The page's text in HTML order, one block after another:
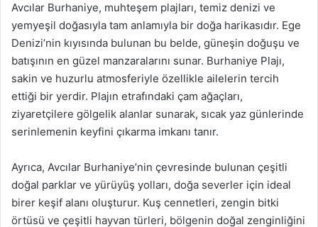
Avcılar Burhaniye, muhteşem plajları, temiz denizi ve
yemyeşil doğasıyla tam anlamıyla bir doğa harikasıdır. Ege
Denizi’nin kıyısında bulunan bu belde, güneşin doğuşu ve
batışının en güzel manzaralarını sunar. Burhaniye Plajı,
sakin ve huzurlu atmosferiyle özellikle ailelerin tercih
ettiği bir yerdir. Plajın etrafındaki çam ağaçları,
ziyaretçilere gölgelik alanlar sunarak, sıcak yaz günlerinde
serinlemenin keyfini çıkarma imkanı tanır.
Ayrıca, Avcılar Burhaniye’nin çevresinde bulunan çeşitli
doğal parklar ve yürüyüş yolları, doğa severler için ideal
birer keşif alanı oluşturur. Kuş cennetleri, zengin bitki
örtüsü ve çeşitli hayvan türleri, bölgenin doğal zenginliğini